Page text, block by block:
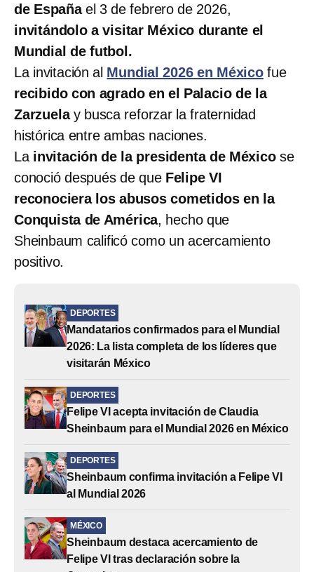
de Españael 3 de febrero de 2026,
invitándolo a visitar México durante el
Mundial de futbol.
La invitación al Mundial 2026 en Méxicofue
recibido con agrado en el Palacio de la
Zarzuelay busca reforzar la fraternidad
histórica entre ambas naciones.
La invitación de la presidenta de Méxicose
conoció después de que Felipe VI
reconociera los abusos cometidos en la
Conquista de América, hecho que
Sheinbaum calificó como un acercamiento
positivo.
DEPORTES
Mandatarios confirmados para el Mundial
2026: La lista completa de los líderes que
visitarán México
DEPORTES
Felipe VI acepta invitación de Claudia
Sheinbaum para el Mundial 2026 en México
DEPORTES
Sheinbaum confirma invitación a Felipe VI
al Mundial 2026
MÉXICO
Sheinbaum destaca acercamiento de
Felipe VI tras declaración sobre la